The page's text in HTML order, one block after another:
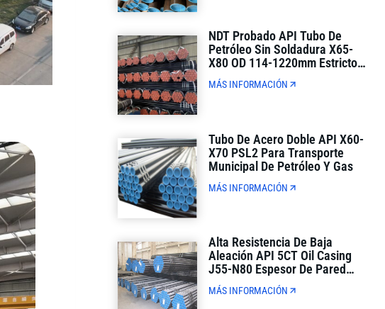
NDT Probado API Tubo De
Petróleo Sin Soldadura X65-
X80 OD 114-1220mm Estricto
Control De Calidad
MÁS INFORMACIÓN
Tubo De Acero Doble API X60-
X70 PSL2 Para Transporte
Municipal De Petróleo Y Gas
MÁS INFORMACIÓN
Alta Resistencia De Baja
Aleación API 5CT Oil Casing
J55-N80 Espesor De Pared
Completa Para La Perforación
De Pozos De Petróleo
MÁS INFORMACIÓN